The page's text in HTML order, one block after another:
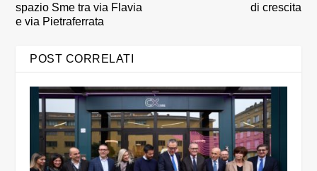
spazio Sme tra via Flavia
e via Pietraferrata
di crescita
POST CORRELATI